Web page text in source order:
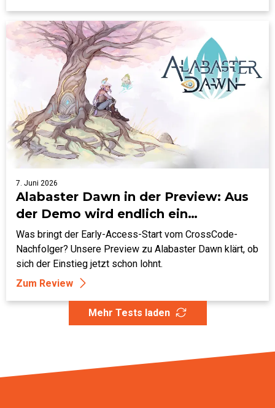
7. Juni 2026
Alabaster Dawn in der Preview: Aus
der Demo wird endlich ein
Abenteuer
Was bringt der Early-Access-Start vom CrossCode-
Nachfolger? Unsere Preview zu Alabaster Dawn klärt, ob
sich der Einstieg jetzt schon lohnt.
Zum Review
Mehr Tests laden